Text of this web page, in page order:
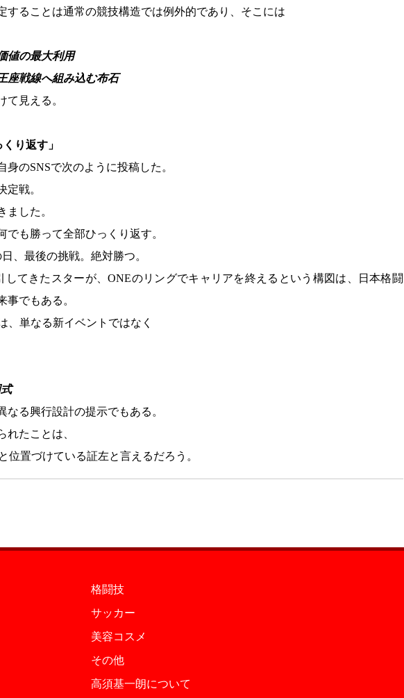
することは通常の競技構造では例外的であり、そこには
値の最大利用
座戦線へ組み込む布石
て見える。
り返す」
のSNSで次のように投稿した。
定戦。
ました。
も勝って全部ひっくり返す。
、最後の挑戦。絶対勝つ。
てきたスターが、ONEのリングでキャリアを終えるという構図は、日本格闘
事でもある。
、単なる新イベントではなく
る興行設計の提示でもある。
れたことは、
位置づけている証左と言えるだろう。
格闘技
サッカー
美容コスメ
その他
高須基一朗について